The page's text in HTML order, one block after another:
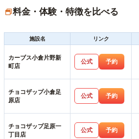
料金・体験・特徴を比べる
施設名
リンク
カーブス小倉片野新
町店
公式 予約
チョコザップ小倉足
原店
公式 予約
チョコザップ足原一
丁目店
公式 予約